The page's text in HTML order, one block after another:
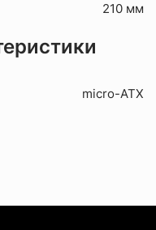
210 мм
micro-ATX